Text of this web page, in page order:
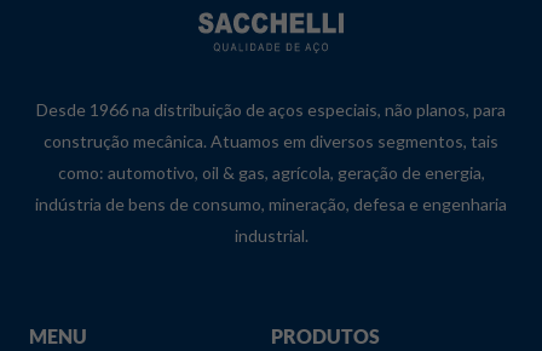
Desde 1966 na distribuição de aços especiais, não planos, para
construção mecânica. Atuamos em diversos segmentos, tais
como: automotivo, oil & gas, agrícola, geração de energia,
indústria de bens de consumo, mineração, defesa e engenharia
industrial.
MENU PRODUTOS